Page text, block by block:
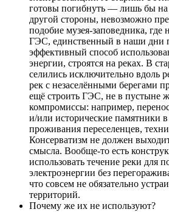
готовы погибнуть — лишь бы на
другой стороны, невозможно
подобие музея-заповедника, где
ГЭС, единственный в наши дни
эффективный способ
энергии, строятся на реках. В
селились исключительно вдоль
рек с незаселёнными берегами
ещё строить ГЭС, не в пустыне
компромиссы: например,
и/или исторические памятники
проживания переселенцев,
Консерватизм не должен
смысла. Вообще-то есть
использовать течение реки для
электроэнергии без
что совсем не обязательно
территорий.
Почему же их не используют?